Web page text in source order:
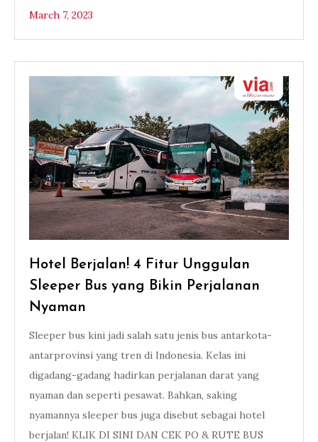
March 7, 2023
Hotel Berjalan! 4 Fitur Unggulan
Sleeper Bus yang Bikin Perjalanan
Nyaman
Sleeper bus kini jadi salah satu jenis bus antarkota-
antarprovinsi yang tren di Indonesia. Kelas ini
digadang-gadang hadirkan perjalanan darat yang
nyaman dan seperti pesawat. Bahkan, saking
nyamannya sleeper bus juga disebut sebagai hotel
berjalan! KLIK DI SINI DAN CEK PO & RUTE BUS